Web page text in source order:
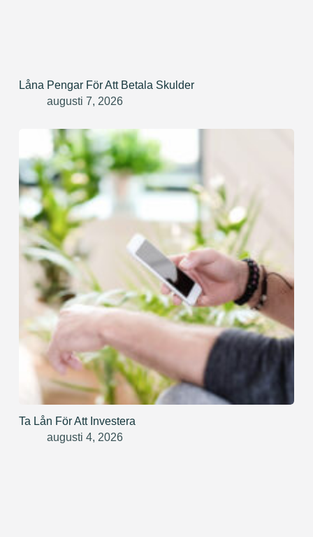
Låna Pengar För Att Betala Skulder
augusti 7, 2026
Ta Lån För Att Investera
augusti 4, 2026